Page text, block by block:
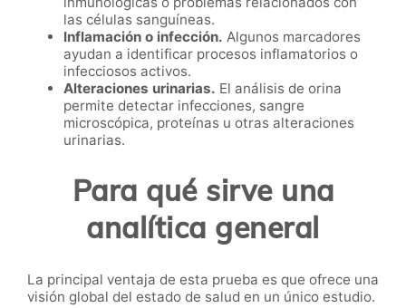
las células sanguíneas.
Inflamación o infección. Algunos marcadores
ayudan a identificar procesos inflamatorios o
infecciosos activos.
Alteraciones urinarias. El análisis de orina
permite detectar infecciones, sangre
microscópica, proteínas u otras alteraciones
urinarias.
Para qué sirve una
analítica general
La principal ventaja de esta prueba es que ofrece una
visión global del estado de salud en un único estudio.